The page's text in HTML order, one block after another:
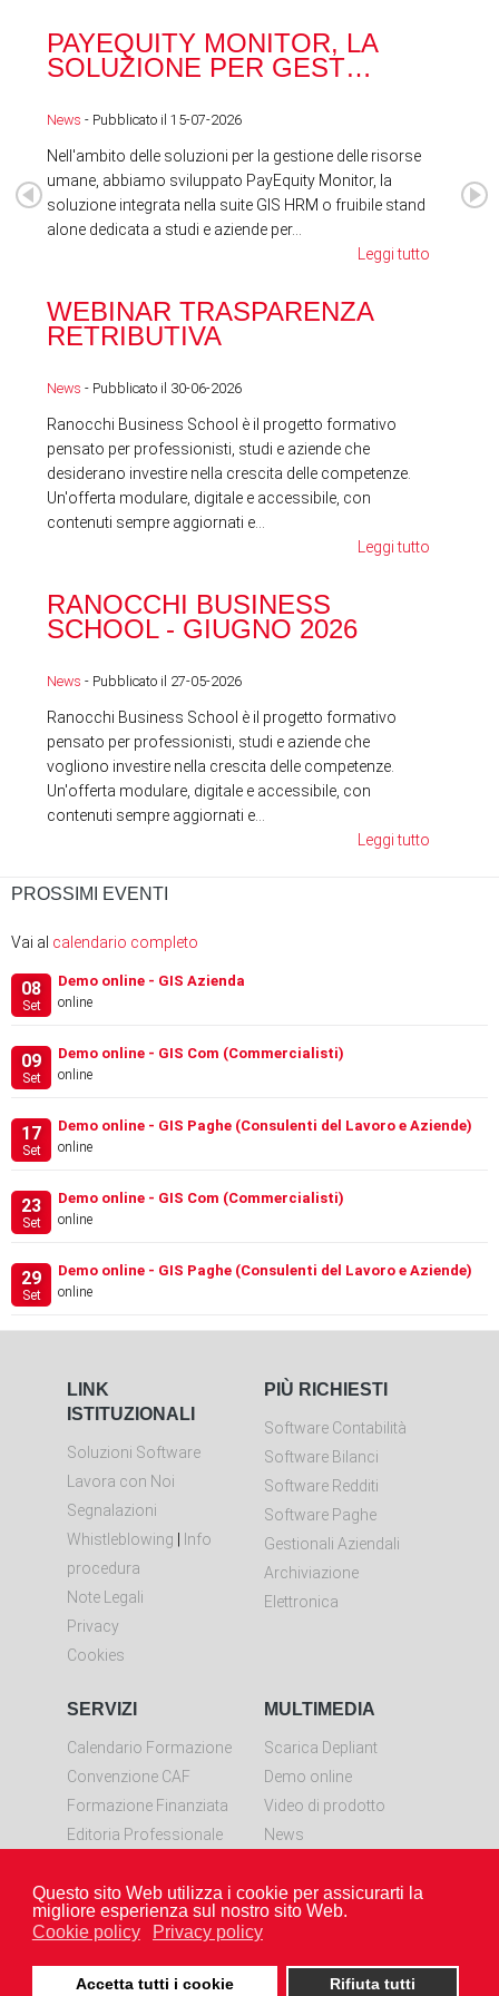
Questo sito Web utilizza i cookie per assicurarti la
migliore esperienza sul nostro sito Web.
Cookie policy
Privacy policy
Accetta tutti i cookie Rifiuta tutti
PAYEQUITY MONITOR, LA
SOLUZIONE PER GEST…
News - Pubblicato il 15-07-2026
Nell'ambito delle soluzioni per la gestione delle risorse
umane, abbiamo sviluppato PayEquity Monitor, la
soluzione integrata nella suite GIS HRM o fruibile stand
alone dedicata a studi e aziende per...
Leggi tutto
WEBINAR TRASPARENZA
RETRIBUTIVA
News - Pubblicato il 30-06-2026
Ranocchi Business School è il progetto formativo
pensato per professionisti, studi e aziende che
desiderano investire nella crescita delle competenze.
Un'offerta modulare, digitale e accessibile, con
contenuti sempre aggiornati e...
Leggi tutto
RANOCCHI BUSINESS
SCHOOL - GIUGNO 2026
News - Pubblicato il 27-05-2026
Ranocchi Business School è il progetto formativo
pensato per professionisti, studi e aziende che
vogliono investire nella crescita delle competenze.
Un'offerta modulare, digitale e accessibile, con
contenuti sempre aggiornati e...
Leggi tutto
PROSSIMI EVENTI
Vai al calendario completo
08
Set
Demo online - GIS Azienda
online
09
Set
Demo online - GIS Com (Commercialisti)
online
17
Set
Demo online - GIS Paghe (Consulenti del Lavoro e Aziende)
online
23
Set
Demo online - GIS Com (Commercialisti)
online
29
Set
Demo online - GIS Paghe (Consulenti del Lavoro e Aziende)
online
LINK
ISTITUZIONALI
Soluzioni Software
Lavora con Noi
Segnalazioni
Whistleblowing | Info
procedura
Note Legali
Privacy
Cookies
PIÙ RICHIESTI
Software Contabilità
Software Bilanci
Software Redditi
Software Paghe
Gestionali Aziendali
Archiviazione
Elettronica
SERVIZI
Calendario Formazione
Convenzione CAF
Formazione Finanziata
Editoria Professionale
Scarica LiveResolve per
Windows
MULTIMEDIA
Scarica Depliant
Demo online
Video di prodotto
News